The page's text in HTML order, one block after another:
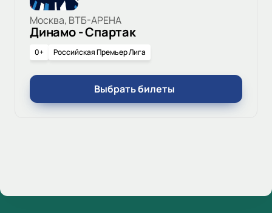
Москва, ВТБ-АРЕНА
Динамо - Спартак
0+ Российская Премьер Лига
Выбрать билеты